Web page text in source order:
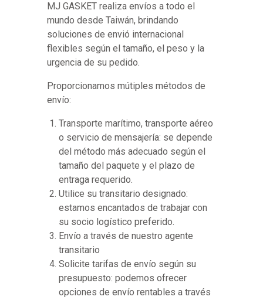
MJ GASKET realiza envíos a todo el
mundo desde Taiwán, brindando
soluciones de envió internacional
flexibles según el tamaño, el peso y la
urgencia de su pedido.
Proporcionamos mútiples métodos de
envío:
Transporte marítimo, transporte aéreo
o servicio de mensajería: se depende
del método más adecuado según el
tamaño del paquete y el plazo de
entraga requerido.
Utilice su transitario designado:
estamos encantados de trabajar con
su socio logístico preferido.
Envío a través de nuestro agente
transitario
Solicite tarifas de envío según su
presupuesto: podemos ofrecer
opciones de envío rentables a través